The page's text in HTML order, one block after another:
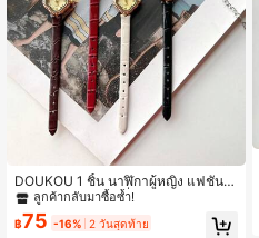
DOUKOU 1 ชิ้น นาฬิกาผู้หญิง แฟชั่นใ
หม่ รูปลักษณ์พิเศษ สี่ใบคลอเวอร์ นักศึก
ษา งานปาร์ตี้ สายเข็มขัด ความรู้สึกระ
ดับสูง เวอร์ชันเกาหลีข้ามพรมแดน
ลูกค้ากลับมาซื้อซ้ำ!
#7 ขายดี
ลูกค้ากลับมาซื้อซ้ำ!
#7 ขายดี
ลูกค้ากลับมาซื้อซ้ำ!
฿75 -16% 2 วันสุดท้าย